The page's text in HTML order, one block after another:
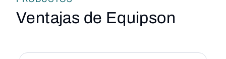
Ventajas de Equipson